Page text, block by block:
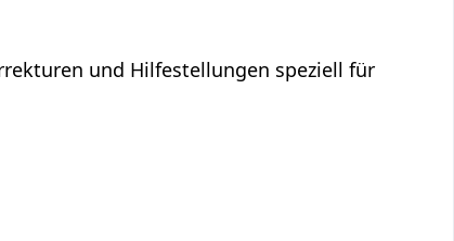
und Hilfestellungen speziell für